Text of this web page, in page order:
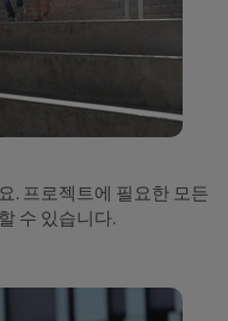
. 프로젝트에 필요한 모든
수 있습니다.